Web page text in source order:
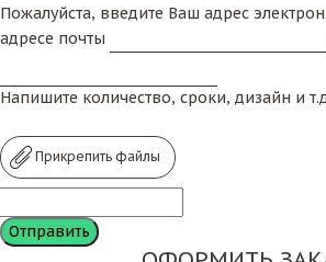
Пожалуйста, введите Ваш адрес
адресе почты
Напишите количество, сроки, дизайн и
Прикрепить файлы